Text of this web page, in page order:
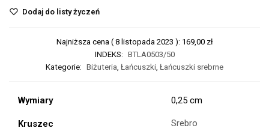
Dodaj do listy życzeń
Najniższa cena (8 listopada 2023 ): 169,00 zł
INDEKS: BTLA0503/50
Kategorie: Biżuteria, Łańcuszki, Łańcuszki srebrne
Wymiary 0,25 cm
Kruszec Srebro